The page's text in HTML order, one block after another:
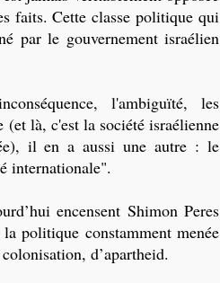
faits. Cette classe politique qui
par le gouvernement israélien
l'ambiguïté, les
là, c'est la société israélienne
il en a aussi une autre : le
internationale".
encensent Shimon Peres
politique constamment menée
d’apartheid.